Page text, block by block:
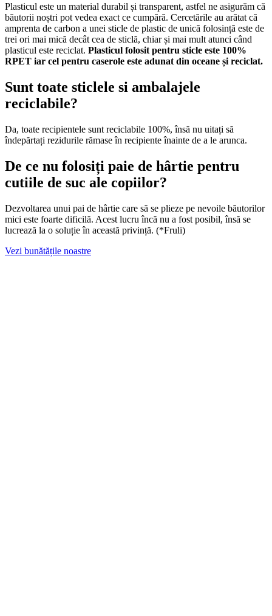
Plasticul este un material durabil și transparent, astfel ne asigurăm că
băutorii noștri pot vedea exact ce cumpără. Cercetările au arătat că
amprenta de carbon a unei sticle de plastic de unică folosință este de
trei ori mai mică decât cea de sticlă, chiar și mai mult atunci când
plasticul este reciclat. Plasticul folosit pentru sticle este 100%
RPET iar cel pentru caserole este adunat din oceane și reciclat.
Sunt toate sticlele si ambalajele
reciclabile?
Da, toate recipientele sunt reciclabile 100%, însă nu uitați să
îndepărtați rezidurile rămase în recipiente înainte de a le arunca.
De ce nu folosiți paie de hârtie pentru
cutiile de suc ale copiilor?
Dezvoltarea unui pai de hârtie care să se plieze pe nevoile băutorilor
mici este foarte dificilă. Acest lucru încă nu a fost posibil, însă se
lucrează la o soluție în această privință. (*Fruli)
Vezi bunătățile noastre